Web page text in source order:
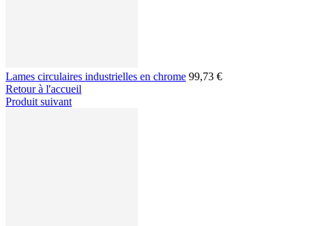
Lames circulaires industrielles en chrome 99,73 €
Retour à l'accueil
Produit suivant